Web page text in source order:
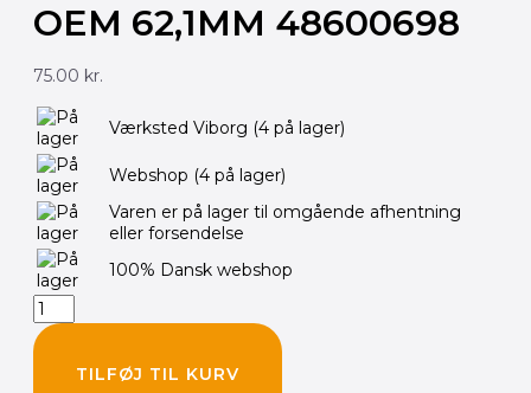
OEM 62,1MM 48600698
75.00 kr.
Værksted Viborg (4 på lager)
Webshop (4 på lager)
Varen er på lager til omgående afhentning
eller forsendelse
100% Dansk webshop
WP
Forgaffel
beskyttelsesring
OEM
62,1mm
48600698
antal
TILFØJ TIL KURV